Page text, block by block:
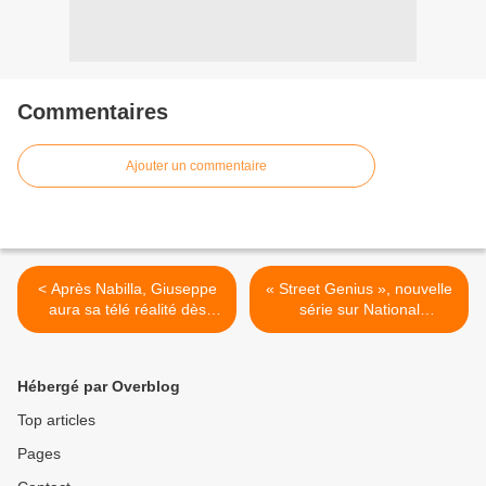
Commentaires
Ajouter un commentaire
< Après Nabilla, Giuseppe
aura sa télé réalité dès
février sur NRJ 12
« Street Genius », nouvelle
série sur National
Geographic Channel >
Hébergé par Overblog
Top articles
Pages